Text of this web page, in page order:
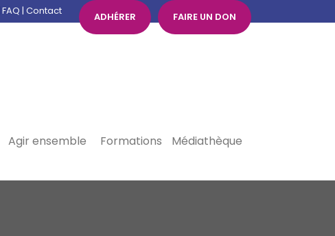
FAQ | Contact ADHÉRER FAIRE UN DON
Agir ensemble Formations Médiathèque